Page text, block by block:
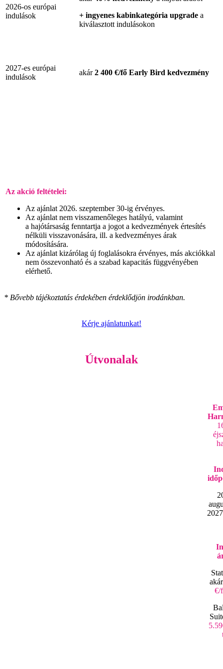
2026-os európai
indulások
+ ingyenes kabinkategória upgrade a
kiválasztott indulásokon
2027-es európai
indulások
akár2 400 €/fő Early Bird kedvezmény
Az akció feltételei:
Az ajánlat 2026. szeptember 30-ig érvényes.
Az ajánlat nem visszamenőleges hatályú, valamint
a hajótársaság fenntartja a jogot a kedvezmények értesítés
nélküli visszavonására, ill. a kedvezményes árak
módosítására.
Az ajánlat kizárólag új foglalásokra érvényes, más akciókkal
nem összevonható és a szabad kapacitás függvényében
elérhető.
* Bővebb tájékoztatás érdekében érdeklődjön irodánkban.
Kérje ajánlatunkat!
Útvonalak
€/